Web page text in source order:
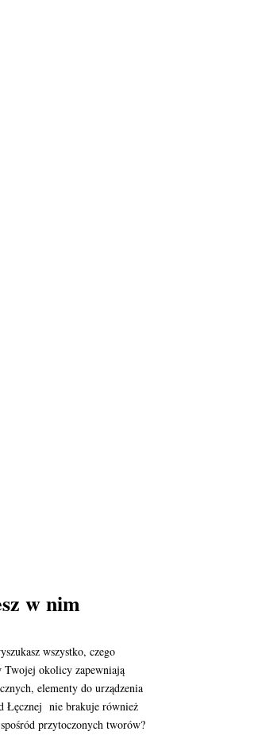
w nim
wszystko, czego
Twojej okolicy zapewniają
elementy do urządzenia
Łęcznej nie brakuje również
przytoczonych tworów?